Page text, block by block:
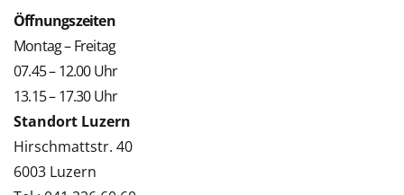
Öffnungszeiten
Montag – Freitag
07.45 – 12.00 Uhr
13.15 – 17.30 Uhr
Standort Luzern
Hirschmattstr. 40
6003 Luzern